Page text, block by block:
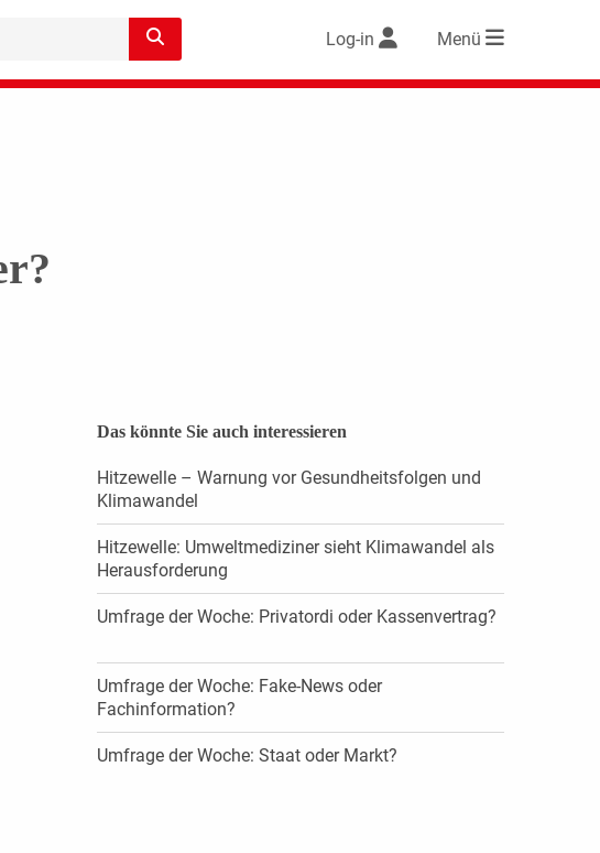
Log-in Menü
Das könnte Sie auch interessieren
Hitzewelle – Warnung vor Gesundheitsfolgen und
Klimawandel
Hitzewelle: Umweltmediziner sieht Klimawandel als
Herausforderung
Umfrage der Woche: Privatordi oder Kassenvertrag?
Umfrage der Woche: Fake-News oder
Fachinformation?
Umfrage der Woche: Staat oder Markt?